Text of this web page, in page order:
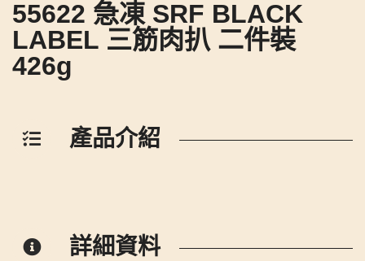
55622 急凍 SRF BLACK
LABEL 三筋肉扒 二件裝
426g
產品介紹
詳細資料